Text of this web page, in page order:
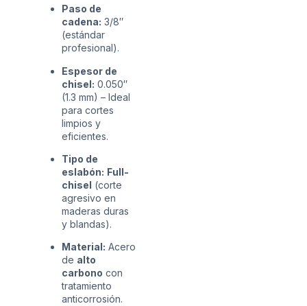
Paso de
cadena: 3/8″
(estándar
profesional).
Espesor de
chisel: 0.050″
(1.3 mm) – Ideal
para cortes
limpios y
eficientes.
Tipo de
eslabón: Full-
chisel (corte
agresivo en
maderas duras
y blandas).
Material: Acero
de alto
carbono con
tratamiento
anticorrosión.